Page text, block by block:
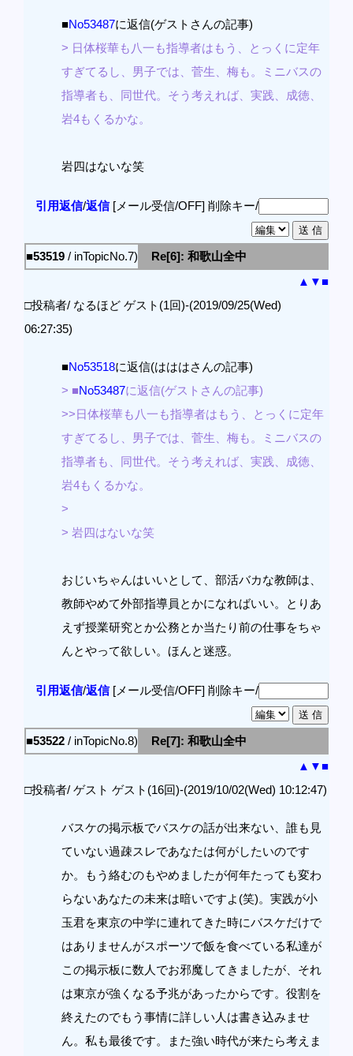
■No53487に返信(ゲストさんの記事)
> 日体桜華も八一も指導者はもう、とっくに定年
すぎてるし、男子では、菅生、梅も。ミニバスの
指導者も、同世代。そう考えれば、実践、成徳、
岩4もくるかな。
岩四はないな笑
引用返信/返信[メール受信/OFF] 削除キー/
■53519 / inTopicNo.7)
Re[6]: 和歌山全中
▲ ▼■
□投稿者/ なるほど ゲスト(1回)-(2019/09/25(Wed)
06:27:35)
■No53518に返信(はははさんの記事)
> ■No53487に返信(ゲストさんの記事)
>>日体桜華も八一も指導者はもう、とっくに定年
すぎてるし、男子では、菅生、梅も。ミニバスの
指導者も、同世代。そう考えれば、実践、成徳、
岩4もくるかな。
>
> 岩四はないな笑
おじいちゃんはいいとして、部活バカな教師は、
教師やめて外部指導員とかになればいい。とりあ
えず授業研究とか公務とか当たり前の仕事をちゃ
んとやって欲しい。ほんと迷惑。
引用返信/返信[メール受信/OFF] 削除キー/
■53522 / inTopicNo.8)
Re[7]: 和歌山全中
▲ ▼■
□投稿者/ ゲスト ゲスト(16回)-(2019/10/02(Wed) 10:12:47)
バスケの掲示板でバスケの話が出来ない、誰も見
ていない過疎スレであなたは何がしたいのです
か。もう絡むのもやめましたが何年たっても変わ
らないあなたの未来は暗いですよ(笑)。実践が小
玉君を東京の中学に連れてきた時にバスケだけで
はありませんがスポーツで飯を食べている私達が
この掲示板に数人でお邪魔してきましたが、それ
は東京が強くなる予兆があったからです。役割を
終えたのでもう事情に詳しい人は書き込みませ
ん。私も最後です。また強い時代が来たら考えま